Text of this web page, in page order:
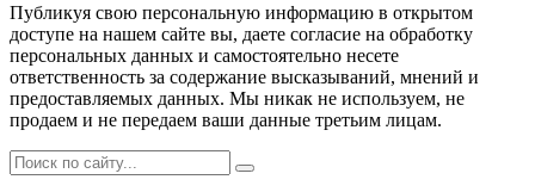
Публикуя свою персональную информацию в открытом
доступе на нашем сайте вы, даете согласие на обработку
персональных данных и самостоятельно несете
ответственность за содержание высказываний, мнений и
предоставляемых данных. Мы никак не используем, не
продаем и не передаем ваши данные третьим лицам.